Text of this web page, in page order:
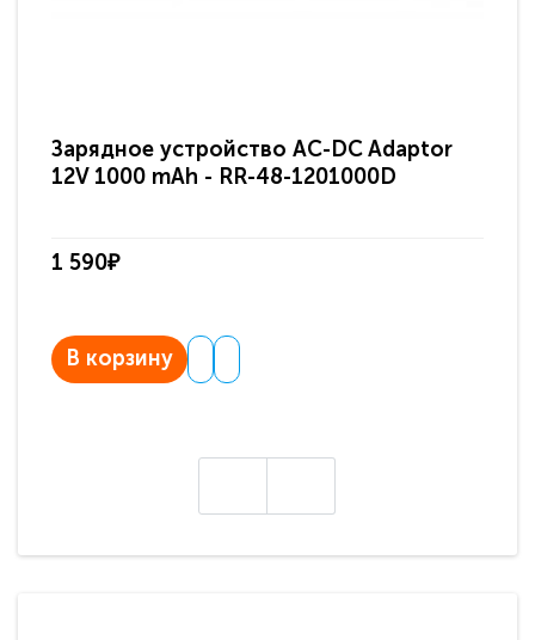
Зарядное устройство AC-DC Adaptor
12V 1000 mAh - RR-48-1201000D
1 590₽
В корзину